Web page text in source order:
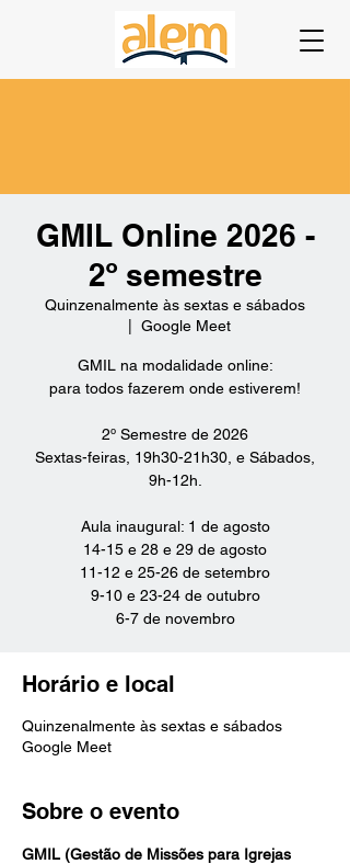
GMIL Online 2026 -
2º semestre
Quinzenalmente às sextas e sábados
Google Meet
GMIL na modalidade online:
para todos fazerem onde estiverem!
2º Semestre de 2026
Sextas-feiras, 19h30-21h30, e Sábados,
9h-12h.
Aula inaugural: 1 de agosto
14-15 e 28 e 29 de agosto
11-12 e 25-26 de setembro
9-10 e 23-24 de outubro
6-7 de novembro
Horário e local
Quinzenalmente às sextas e sábados
Google Meet
Sobre o evento
GMIL (Gestão de Missões para Igrejas